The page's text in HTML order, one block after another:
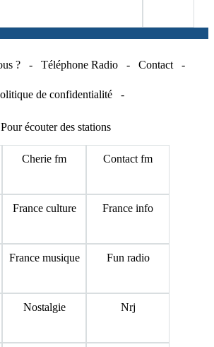
? - Téléphone Radio - Contact -
de confidentialité -
Pour écouter des stations
Cherie fm Contact fm
France culture France info
France musique Fun radio
Nostalgie Nrj